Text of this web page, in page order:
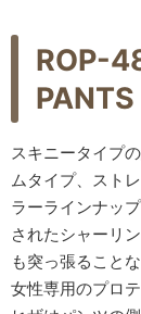
ROP-
PANTS
スキニータイプ
ムタイプ、スト
ラーラインナッ
されたシャーリ
も突っ張ること
女性専用のプロ